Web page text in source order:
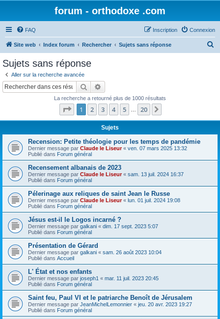
forum - orthodoxe .com
FAQ Connexion
Inscription
Site web Index forum Rechercher Sujets sans réponse
Sujets sans réponse
Aller sur la recherche avancée
Rechercher
La recherche a retourné plus de 1000 résultats
Page 1sur20
1 2 3 4 5 20
Sujets
Recension: Petite théologie pour les temps de pandémie
Dernier message par Claude le Liseur« ven. 07 mars 2025 13:32
Publié dans Forum général
Recensement albanais de 2023
Dernier message par Claude le Liseur« sam. 13 juil. 2024 16:37
Publié dans Forum général
Pélerinage aux reliques de saint Jean le Russe
Dernier message par Claude le Liseur« lun. 01 juil. 2024 19:08
Publié dans Forum général
Jésus est-il le Logos incarné ?
Dernier message par galkani « dim. 17 sept. 2023 5:07
Publié dans Forum général
Présentation de Gérard
Dernier message par galkani « sam. 26 août 2023 10:04
Publié dans Accueil
L' État et nos enfants
Dernier message par joseph1 « mar. 11 juil. 2023 20:45
Publié dans Forum général
Saint feu, Paul VI et le patriarche Benoît de Jérusalem
Dernier message par JeanMichelLemonnier « jeu. 20 avr. 2023 19:27
Publié dans Forum général